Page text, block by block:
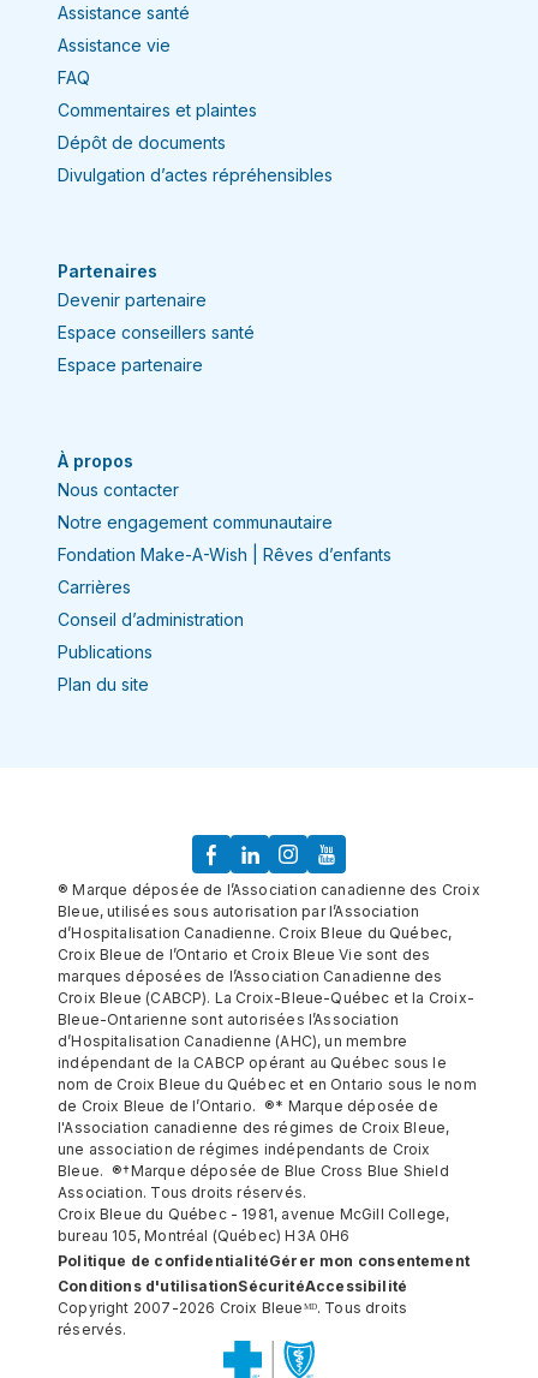
Assistance santé
Assistance vie
FAQ
Commentaires et plaintes
Dépôt de documents
Divulgation d’actes répréhensibles
Partenaires
Devenir partenaire
Espace conseillers santé
Espace partenaire
À propos
Nous contacter
Notre engagement communautaire
Fondation Make-A-Wish | Rêves d’enfants
Carrières
Conseil d’administration
Publications
Plan du site
® Marque déposée de l’Association canadienne des Croix
Bleue, utilisées sous autorisation par l’Association
d’Hospitalisation Canadienne. Croix Bleue du Québec,
Croix Bleue de l’Ontario et Croix Bleue Vie sont des
marques déposées de l’Association Canadienne des
Croix Bleue (CABCP). La Croix-Bleue-Québec et la Croix-
Bleue-Ontarienne sont autorisées l’Association
d’Hospitalisation Canadienne (AHC), un membre
indépendant de la CABCP opérant au Québec sous le
nom de Croix Bleue du Québec et en Ontario sous le nom
de Croix Bleue de l’Ontario. ®* Marque déposée de
l'Association canadienne des régimes de Croix Bleue,
une association de régimes indépendants de Croix
Bleue. ®†Marque déposée de Blue Cross Blue Shield
Association. Tous droits réservés.
Croix Bleue du Québec - 1981, avenue McGill College,
bureau 105, Montréal (Québec) H3A 0H6
Politique de confidentialitéGérer mon consentement
Conditions d'utilisationSécuritéAccessibilité
Copyright 2007-2026 Croix Bleueᴹᴰ. Tous droits
réservés.